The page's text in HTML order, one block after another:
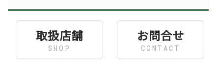
取扱店舗
SHOP
お問合せ
CONTACT